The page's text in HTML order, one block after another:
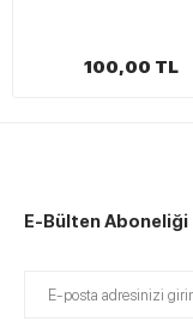
100,00 TL
E-Bülten Aboneliği